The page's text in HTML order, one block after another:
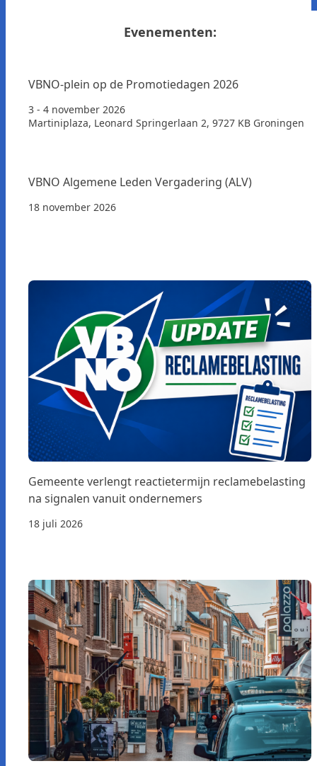
Evenementen:
VBNO-plein op de Promotiedagen 2026
3 - 4 november 2026
Martiniplaza, Leonard Springerlaan 2, 9727 KB Groningen
VBNO Algemene Leden Vergadering (ALV)
18 november 2026
Gemeente verlengt reactietermijn reclamebelasting
na signalen vanuit ondernemers
18 juli 2026